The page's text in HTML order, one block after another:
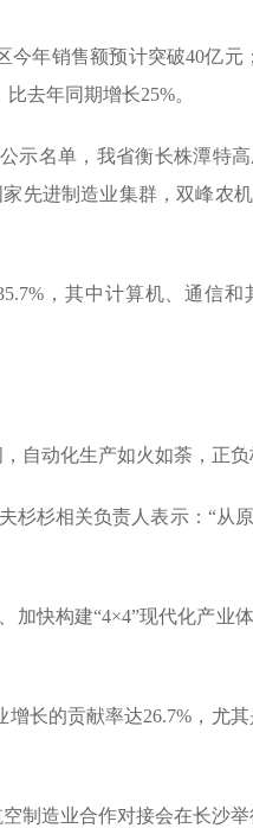
年销售额预计突破40亿元
去年同期增长25%。
示名单，我省衡长株潭特
先进制造业集群，双峰农
，其中计算机、通信
自动化生产如火如荼，正负
杉杉相关负责人表示：“从
加快构建“4×4”现代化产业
长的贡献率达26.7%，尤其
制造业合作对接会在长沙举